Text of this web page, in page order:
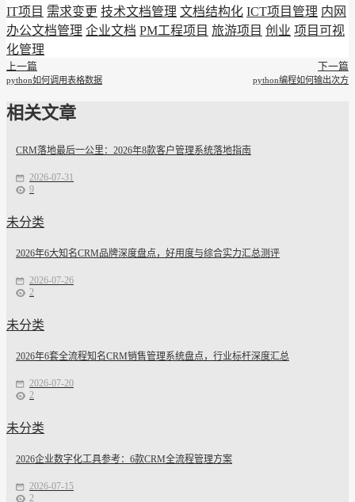
IT项目 需求变更 技术文档管理 文档结构化 ICT项目管理 内网
办公文档管理 企业文档 PM工程项目 旅游项目 创业 项目可视
化管理
上一篇
python如何调用表格数据
下一篇
python编程如何输出次方
相关文章
CRM落地最后一公里：2026年8款客户管理系统落地指南
2026-07-31
9
未分类
2026年6大知名CRM品牌深度盘点，好用度与综合实力汇总测评
2026-07-26
2
未分类
2026年6套全流程知名CRM销售管理系统盘点，行业标杆深度汇总
2026-07-20
2
未分类
2026企业数字化工具参考：6款CRM全流程管理方案
2026-07-15
2